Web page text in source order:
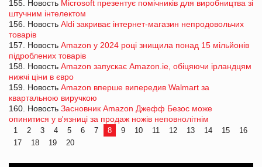
155. Новость Microsoft презентує помічників для виробництва зі
штучним інтелектом
156. Новость Aldi закриває інтернет-магазин непродовольчих
товарів
157. Новость Amazon у 2024 році знищила понад 15 мільйонів
підроблених товарів
158. Новость Amazon запускає Amazon.ie, обіцяючи ірландцям
нижчі ціни в євро
159. Новость Amazon вперше випередив Walmart за
квартальною виручкою
160. Новость Засновник Amazon Джефф Безос може
опинитися у в'язниці за продаж ножів неповнолітнім
1 2 3 4 5 6 7 8 9 10 11 12 13 14 15
16
17
18 19 20